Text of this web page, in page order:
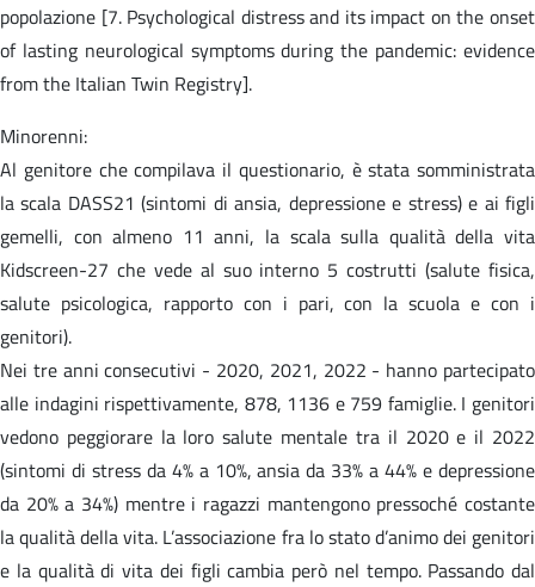
popolazione [7. Psychological distress and its impact on the onset
of lasting neurological symptoms during the pandemic: evidence
from the Italian Twin Registry].
Minorenni:
Al genitore che compilava il questionario, è stata somministrata
la scala DASS21 (sintomi di ansia, depressione e stress) e ai figli
gemelli, con almeno 11 anni, la scala sulla qualità della vita
Kidscreen-27 che vede al suo interno 5 costrutti (salute fisica,
salute psicologica, rapporto con i pari, con la scuola e con i
genitori).
Nei tre anni consecutivi - 2020, 2021, 2022 - hanno partecipato
alle indagini rispettivamente, 878, 1136 e 759 famiglie. I genitori
vedono peggiorare la loro salute mentale tra il 2020 e il 2022
(sintomi di stress da 4% a 10%, ansia da 33% a 44% e depressione
da 20% a 34%) mentre i ragazzi mantengono pressoché costante
la qualità della vita. L’associazione fra lo stato d’animo dei genitori
e la qualità di vita dei figli cambia però nel tempo. Passando dal